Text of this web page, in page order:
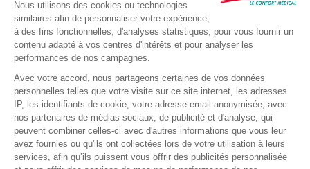
Entretien de la housse de PV Ponge
Lavable en machine à 60°.
Pas de chlorage.